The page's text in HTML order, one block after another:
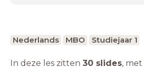
Nederlands MBO Studiejaar 1
In deze les zitten 30 slides, met